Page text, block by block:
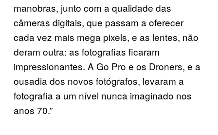
manobras, junto com a qualidade das
câmeras digitais, que passam a oferecer
cada vez mais mega pixels, e as lentes, não
deram outra: as fotografias ficaram
impressionantes. A Go Pro e os Droners, e a
ousadia dos novos fotógrafos, levaram a
fotografia a um nível nunca imaginado nos
anos 70.”